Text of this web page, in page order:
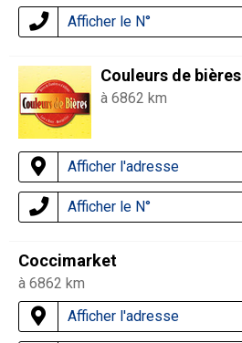
Afficher le N°
Couleurs de bières
à 6862 km
Afficher l'adresse
Afficher le N°
Coccimarket
à 6862 km
Afficher l'adresse